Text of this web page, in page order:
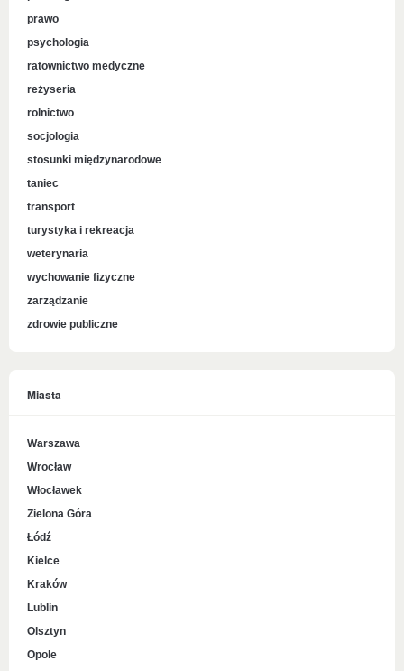
prawo
psychologia
ratownictwo medyczne
reżyseria
rolnictwo
socjologia
stosunki międzynarodowe
taniec
transport
turystyka i rekreacja
weterynaria
wychowanie fizyczne
zarządzanie
zdrowie publiczne
Miasta
Warszawa
Wrocław
Włocławek
Zielona Góra
Łódź
Kielce
Kraków
Lublin
Olsztyn
Opole